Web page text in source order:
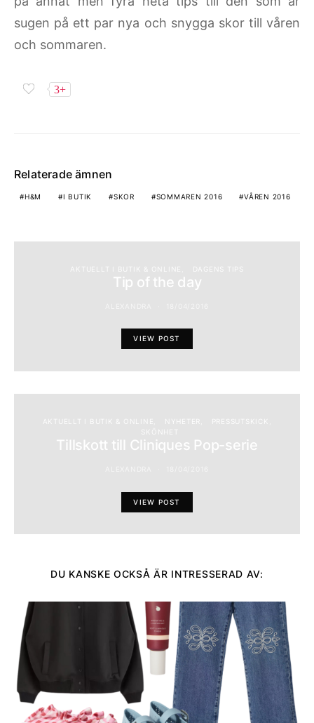
sugen på ett par nya och snygga skor till våren
och sommaren.
3+
Relaterade ämnen
H&M I BUTIK SKOR SOMMAREN 2016 VÅREN 2016
AKTUELLT I BUTIK & ONLINE DAGENS TIPS
Tip of the day
VIEW POST
AKTUELLT I BUTIK & ONLINE NYHETER
PRESSUTSKICK
SKÖNHET
Tillskott till Cliniques Pop-serie
VIEW POST
DU KANSKE OCKSÅ ÄR INTRESSERAD AV: